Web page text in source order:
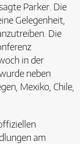
Parker. Die
Gelegenheit,
Die
in der
neben
Mexiko, Chile,
am